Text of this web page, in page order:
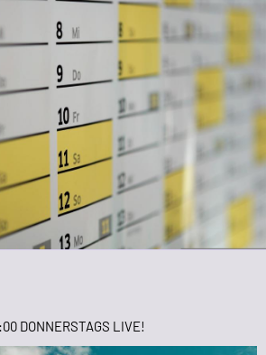
DONNERSTAGS LIVE!